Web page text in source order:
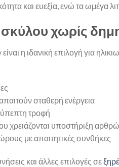
και ευεξία, ενώ τα ωμέγα
χωρίς
η ιδανική επιλογή για
σταθερή ενέργεια
τροφή
χρειάζονται υποστήριξη
με απαιτητικές συνθήκες
και άλλες επιλογές σε